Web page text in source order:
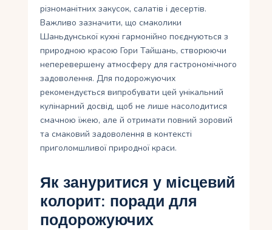
різноманітних закусок, салатів і десертів.
Важливо зазначити, що смаколики
Шаньдунської кухні гармонійно поєднуються з
природною красою Гори Тайшань, створюючи
неперевершену атмосферу для гастрономічного
задоволення. Для подорожуючих
рекомендується випробувати цей унікальний
кулінарний досвід, щоб не лише насолодитися
смачною їжею, але й отримати повний зоровий
та смаковий задоволення в контексті
приголомшливої природної краси.
Як зануритися у місцевий
колорит: поради для
подорожуючих